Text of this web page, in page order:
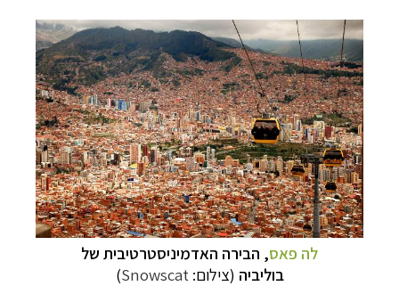
לה פאס, הבירה האדמיניסטרטיבית של
בוליביה (צילום:Snowscat
)